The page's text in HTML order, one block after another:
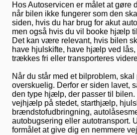
Hos Autoservicen er målet at gøre
når bilen ikke fungerer som den
siden, hvis du har brug for akut
men også hvis du vil booke hjælp
Det kan være relevant, hvis bilen
have hjulskifte, have hjælp ved
trækkes fri eller transporteres
Når du står med et bilproblem,
overskuelig. Derfor er siden lavet,
den type hjælp, der passer til
vejhjælp på stedet, starthjælp,
brændstofudbringning,
autobugsering eller autotransport.
formålet at give dig en nemmere